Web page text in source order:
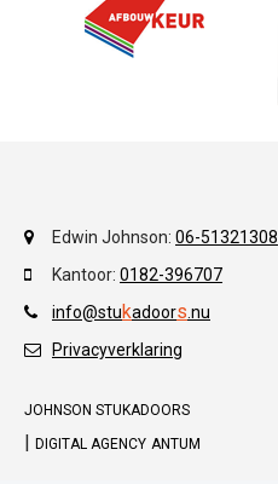
Edwin Johnson: 06-51321308
Kantoor: 0182-396707
info@stukadoors nu
Privacyverklaring
JOHNSON STUKADOORS
| DIGITAL AGENCY ANTUM